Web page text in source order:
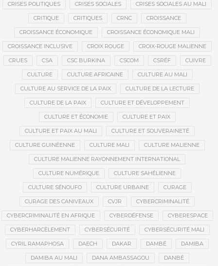
CRISES POLITIQUES CRISES SOCIALES CRISES SOCIALES AU MALI
CRITIQUE CRITIQUES CRNC CROISSANCE
CROISSANCE ÉCONOMIQUE CROISSANCE ÉCONOMIQUE MALI
CROISSANCE INCLUSIVE CROIX ROUGE CROIX-ROUGE MALIENNE
CRUES CSA CSC BURKINA CSCOM CSRÉF CUIVRE
CULTURE CULTURE AFRICAINE CULTURE AU MALI
CULTURE AU SERVICE DE LA PAIX CULTURE DE LA LECTURE
CULTURE DE LA PAIX CULTURE ET DÉVELOPPEMENT
CULTURE ET ÉCONOMIE CULTURE ET PAIX
CULTURE ET PAIX AU MALI CULTURE ET SOUVERAINETÉ
CULTURE GUINÉENNE CULTURE MALI CULTURE MALIENNE
CULTURE MALIENNE RAYONNEMENT INTERNATIONAL
CULTURE NUMÉRIQUE CULTURE SAHÉLIENNE
CULTURE SÉNOUFO CULTURE URBAINE CURAGE
CURAGE DES CANIVEAUX CVJR CYBERCRIMINALITÉ
CYBERCRIMINALITÉ EN AFRIQUE CYBERDÉFENSE CYBERESPACE
CYBERHARCÈLEMENT CYBERSÉCURITÉ CYBERSÉCURITÉ MALI
CYRIL RAMAPHOSA DAECH DAKAR DAMBÉ DAMIBA
DAMIBA AU MALI DANA AMBASSAGOU DANBÉ